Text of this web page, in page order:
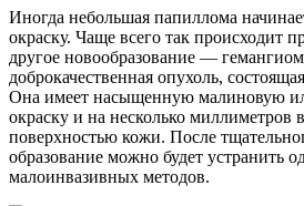
Иногда небольшая папиллома
окраску. Чаще всего так происходит
другое новообразование —
доброкачественная опухоль,
Она имеет насыщенную малиновую
окраску и на несколько миллиметров
поверхностью кожи. После
образование можно будет устранить
малоинвазивных методов.